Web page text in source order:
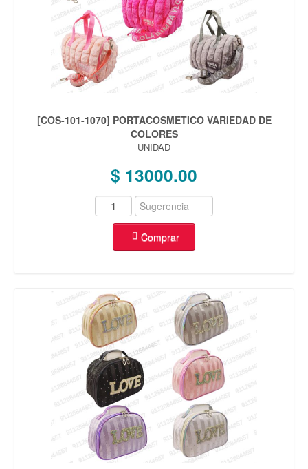
[COS-101-1070] PORTACOSMETICO VARIEDAD DE
COLORES
UNIDAD
$ 13000.00
Comprar